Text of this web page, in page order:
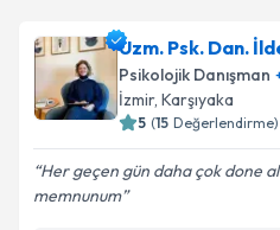
Uzm. Psk. Dan.
Psikolojik Danışman
İzmir, Karşıyaka
5 (15 Değerlendirme)
Her geçen gün daha çok done
memnunum